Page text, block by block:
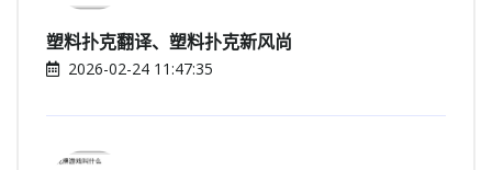
塑料扑克翻译、塑料扑克新风尚
2026-02-24 11:47:35